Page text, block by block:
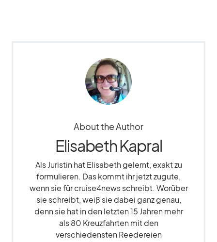
About the Author
Elisabeth Kapral
Als Juristin hat Elisabeth gelernt, exakt zu
formulieren. Das kommt ihr jetzt zugute,
wenn sie für cruise4news schreibt. Worüber
sie schreibt, weiß sie dabei ganz genau,
denn sie hat in den letzten 15 Jahren mehr
als 80 Kreuzfahrten mit den
verschiedensten Reedereien